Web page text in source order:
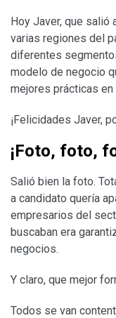
Hoy Javer, que salió
varias regiones del
diferentes
modelo de negocio
mejores prácticas
¡Felicidades Javer,
¡Foto, foto,
Salió bien la foto.
a candidato quería
empresarios del
buscaban era
negocios.
Y claro, que mejor
Todos se van